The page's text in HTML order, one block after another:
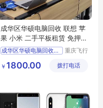
成华区华硕电脑回收 联想 苹
果 小米 二手平板租赁 免押金
租台式机
成华区华硕电脑回收价格
重庆飞行
限公司
￥ 1800.00 拨打电话